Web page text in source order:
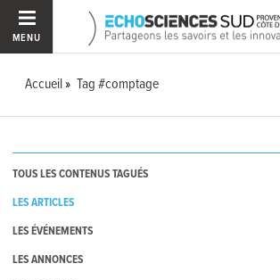
MENU
Accueil Tag #comptage
TOUS LES CONTENUS TAGUÉS
LES ARTICLES
LES ÉVÉNEMENTS
LES ANNONCES